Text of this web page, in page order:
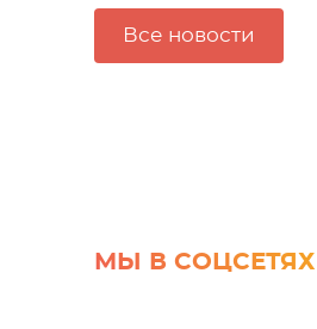
Все новости
МЫ В СОЦСЕТЯХ